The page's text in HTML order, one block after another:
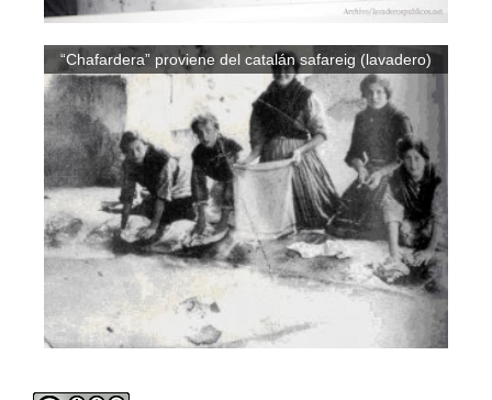
“Chafardera” proviene del catalán safareig (lavadero)